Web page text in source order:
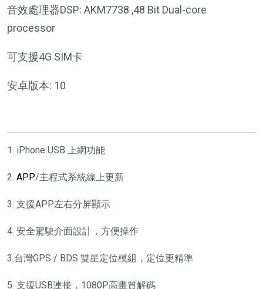
⾳效處理器DSP: AKM7738 ,48 Bit Dual-core
processor
可支援4G SIM卡
安卓版本: 10
1. iPhone USB 上網功能
2. APP/主程式系統線上更新
3. 支援APP左右分屏顯示
4. 安全駕駛介面設計，方便操作
3.台灣GPS / BDS 雙星定位模組，定位更精準
5. 支援USB連接，1080P高畫質解碼